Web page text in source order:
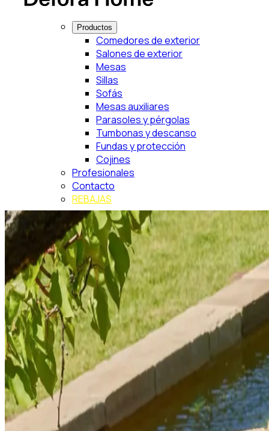
Productos
Comedores de exterior
Salones de exterior
Mesas
Sillas
Sofás
Mesas auxiliares
Parasoles y pérgolas
Tumbonas y descanso
Fundas y protección
Cojines
Profesionales
Contacto
REBAJAS
Buscar